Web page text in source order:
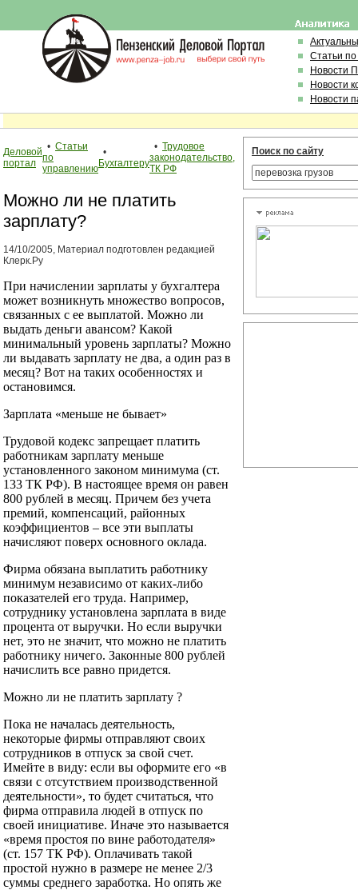
Статьи
Новости
Новости
Новости
Деловой
портал
• Статьи
по
управлению
•
Бухгалтеру
• Трудовое
законодательство,
ТК РФ
Можно ли не платить
зарплату?
14/10/2005, Материал подготовлен редакцией
Клерк.Ру
При начислении зарплаты у бухгалтера
может возникнуть множество вопросов,
связанных с ее выплатой. Можно ли
выдать деньги авансом? Какой
минимальный уровень зарплаты? Можно
ли выдавать зарплату не два, а один раз в
месяц? Вот на таких особенностях и
остановимся.
Зарплата «меньше не бывает»
Трудовой кодекс запрещает платить
работникам зарплату меньше
установленного законом минимума (ст.
133 ТК РФ). В настоящее время он равен
800 рублей в месяц. Причем без учета
премий, компенсаций, районных
коэффициентов – все эти выплаты
начисляют поверх основного оклада.
Фирма обязана выплатить работнику
минимум независимо от каких-либо
показателей его труда. Например,
сотруднику установлена зарплата в виде
процента от выручки. Но если выручки
нет, это не значит, что можно не платить
работнику ничего. Законные 800 рублей
начислить все равно придется.
Можно ли не платить зарплату ?
Пока не началась деятельность,
некоторые фирмы отправляют своих
сотрудников в отпуск за свой счет.
Имейте в виду: если вы оформите его «в
связи с отсутствием производственной
деятельности», то будет считаться, что
фирма отправила людей в отпуск по
своей инициативе. Иначе это называется
«время простоя по вине работодателя»
(ст. 157 ТК РФ). Оплачивать такой
простой нужно в размере не менее 2/3
суммы среднего заработка. Но опять же
Поиск по сайту